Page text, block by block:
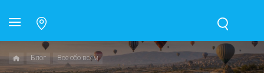
Блог Всё обо всём